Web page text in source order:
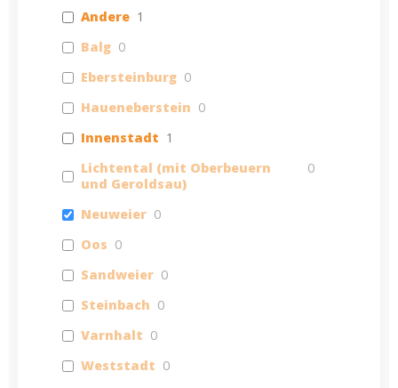
Andere 1
Balg 0
Ebersteinburg 0
Haueneberstein 0
Innenstadt 1
Lichtental (mit Oberbeuern
und Geroldsau)
0
Neuweier 0
Oos 0
Sandweier 0
Steinbach 0
Varnhalt 0
Weststadt 0